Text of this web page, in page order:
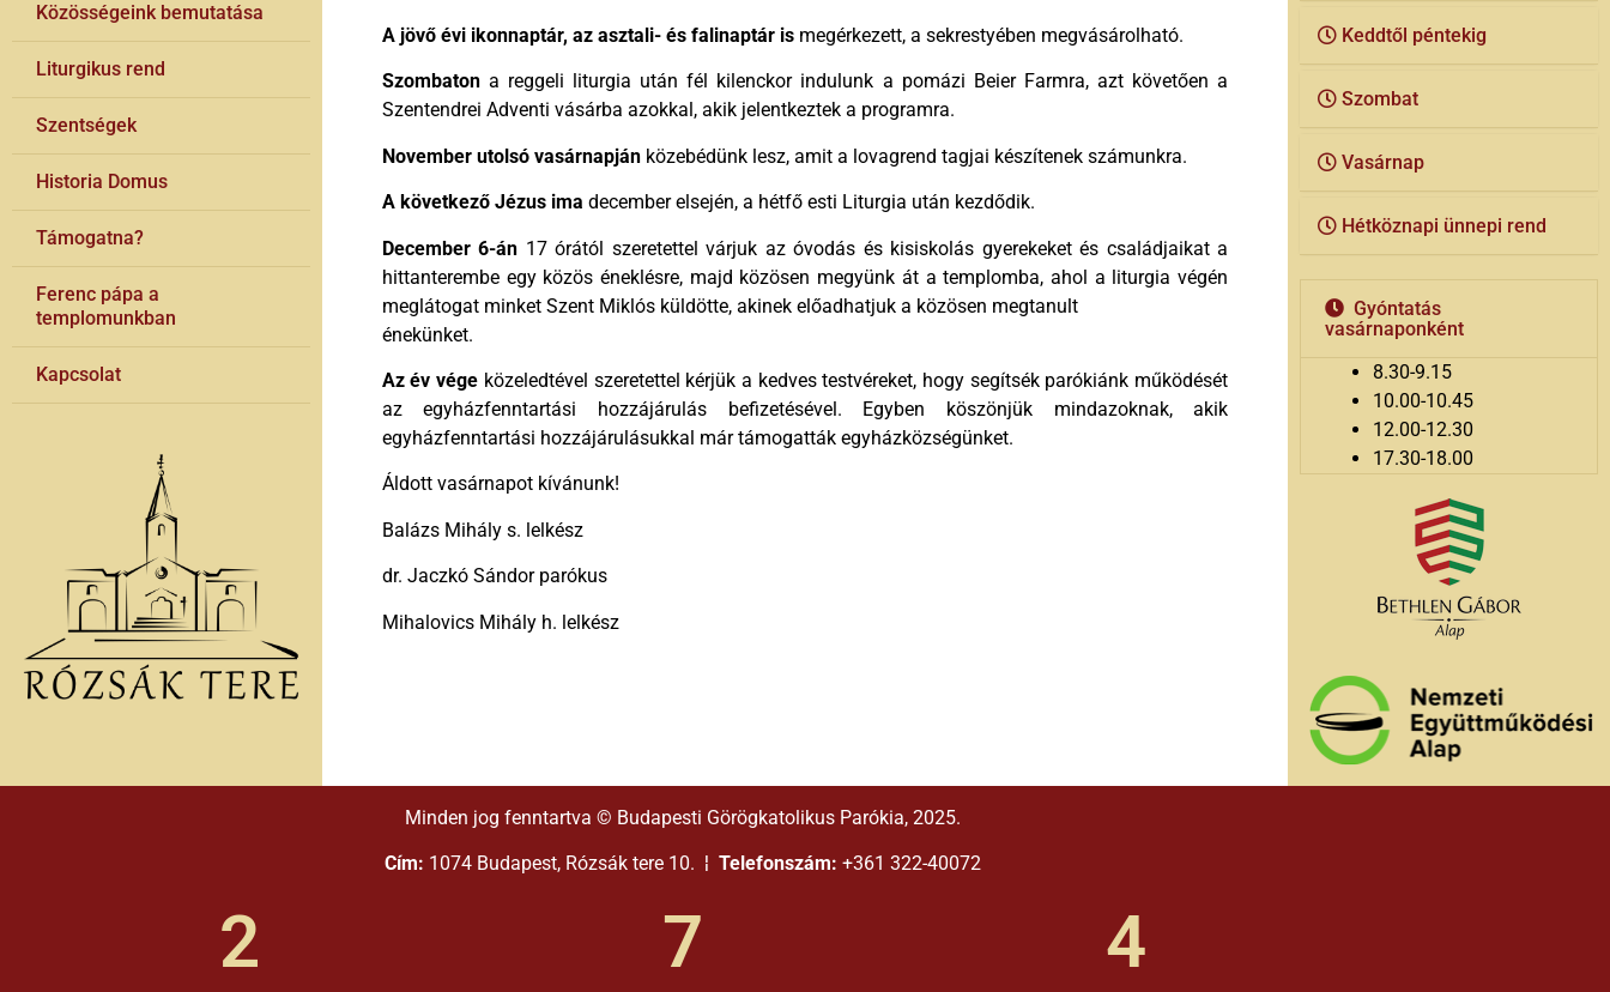
Közösségeink bemutatása
Liturgikus rend
Szentségek
Historia Domus
Támogatna?
Ferenc pápa a
templomunkban
Kapcsolat
A jövő évi ikonnaptár, az asztali- és falinaptár ismegérkezett, a sekrestyében megvásárolható.
Szombatona reggeli liturgia után fél kilenckor indulunk a pomázi Beier Farmra, azt követően a
Szentendrei Adventi vásárba azokkal, akik jelentkeztek a programra.
November utolsó vasárnapjánközebédünk lesz, amit a lovagrend tagjai készítenek számunkra.
A következő Jézus ima december elsején, a hétfő esti Liturgia után kezdődik.
December 6-án 17 órától szeretettel várjuk az óvodás és kisiskolás gyerekeket és családjaikat a
hittanterembe egy közös éneklésre, majd közösen megyünk át a templomba, ahol a liturgia végén
meglátogat minket Szent Miklós küldötte, akinek előadhatjuk a közösen megtanult
énekünket.
Az év vége közeledtével szeretettel kérjük a kedves testvéreket, hogy segítsék parókiánk működését
az egyházfenntartási hozzájárulás befizetésével. Egyben köszönjük mindazoknak, akik
egyházfenntartási hozzájárulásukkal már támogatták egyházközségünket.
Áldott vasárnapot kívánunk!
Balázs Mihály s. lelkész
dr. Jaczkó Sándor parókus
Mihalovics Mihály h. lelkész
Keddtől péntekig
Szombat
Vasárnap
Hétköznapi ünnepi rend
Gyóntatás
vasárnaponként
8.30-9.15
10.00-10.45
12.00-12.30
17.30-18.00
Minden jog fenntartva © Budapesti Görögkatolikus Parókia, 2025.
Cím: 1074 Budapest, Rózsák tere 10. ¦ Telefonszám: +361 322-40072
2 7 4